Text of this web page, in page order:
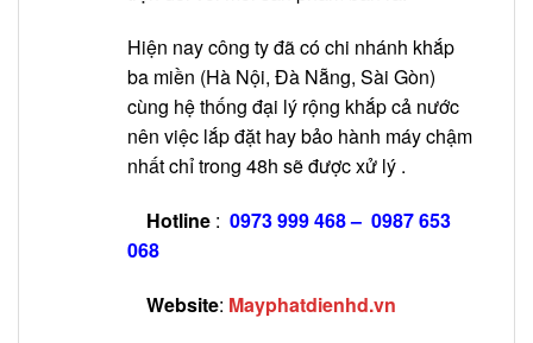
Hiện nay công ty đã có chi nhánh khắp
ba miền (Hà Nội, Đà Nẵng, Sài Gòn)
cùng hệ thống đại lý rộng khắp cả nước
nên việc lắp đặt hay bảo hành máy chậm
nhất chỉ trong 48h sẽ được xử lý .
Hotline: 0973 999 468– 0987 653
068
Website: Mayphatdienhd.vn